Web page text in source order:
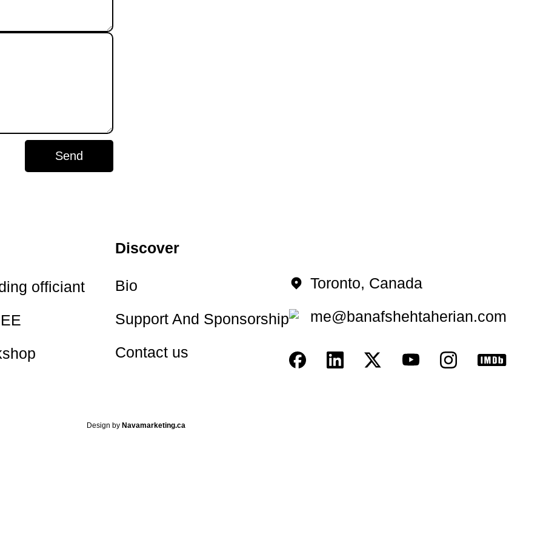
Send
officiant
Discover
Bio
Support And Sponsorship
Contact us
Toronto, Canada
me@banafshehtaherian.com
Design by Navamarketing.ca